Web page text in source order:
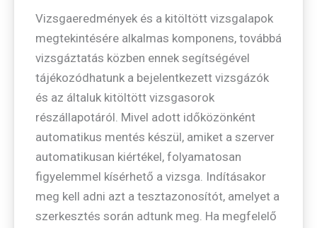
Vizsgaeredmények és a kitöltött vizsgalapok
megtekintésére alkalmas komponens, továbbá
vizsgáztatás közben ennek segítségével
tájékozódhatunk a bejelentkezett vizsgázók
és az általuk kitöltött vizsgasorok
részállapotáról. Mivel adott időközönként
automatikus mentés készül, amiket a szerver
automatikusan kiértékel, folyamatosan
figyelemmel kísérhető a vizsga. Indításakor
meg kell adni azt a tesztazonosítót, amelyet a
szerkesztés során adtunk meg. Ha megfelelő